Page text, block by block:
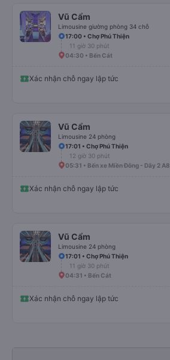
Vũ Cẩm
Limousine giường phòng 34 chỗ
17:00 • Chợ Phú Thiện
11 giờ 30 phút
04:30 • Bến Cát
Xác nhận chỗ ngay lập tức
Vũ Cẩm
Limousine 24 phòng
17:01 • Chợ Phú Thiện
12 giờ 30 phút
05:31 • Bến xe Miền Đông - Dãy 2 A8
Xác nhận chỗ ngay lập tức
Vũ Cẩm
Limousine 24 phòng
17:01 • Chợ Phú Thiện
11 giờ 30 phút
04:31 • Bến Cát
Xác nhận chỗ ngay lập tức